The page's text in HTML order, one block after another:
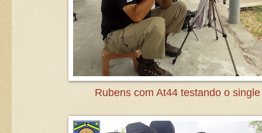
Rubens com At44 testando o